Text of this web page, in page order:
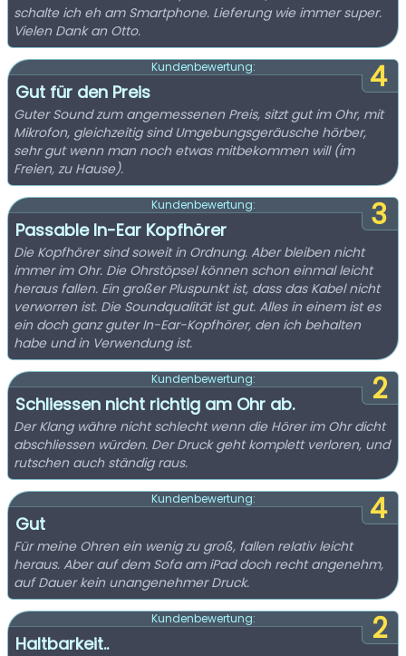
schalte ich eh am Smartphone. Lieferung wie immer super.
Vielen Dank an Otto.
4
Kundenbewertung:
Gut für den Preis
Guter Sound zum angemessenen Preis, sitzt gut im Ohr, mit
Mikrofon, gleichzeitig sind Umgebungsgeräusche hörber,
sehr gut wenn man noch etwas mitbekommen will (im
Freien, zu Hause).
3
Kundenbewertung:
Passable In-Ear Kopfhörer
Die Kopfhörer sind soweit in Ordnung. Aber bleiben nicht
immer im Ohr. Die Ohrstöpsel können schon einmal leicht
heraus fallen. Ein großer Pluspunkt ist, dass das Kabel nicht
verworren ist. Die Soundqualität ist gut. Alles in einem ist es
ein doch ganz guter In-Ear-Kopfhörer, den ich behalten
habe und in Verwendung ist.
2
Kundenbewertung:
Schliessen nicht richtig am Ohr ab.
Der Klang währe nicht schlecht wenn die Hörer im Ohr dicht
abschliessen würden. Der Druck geht komplett verloren, und
rutschen auch ständig raus.
4
Kundenbewertung:
Gut
Für meine Ohren ein wenig zu groß, fallen relativ leicht
heraus. Aber auf dem Sofa am iPad doch recht angenehm,
auf Dauer kein unangenehmer Druck.
2
Kundenbewertung:
Haltbarkeit..